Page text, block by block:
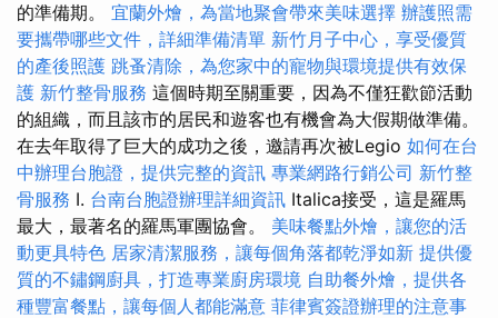
的準備期。 宜蘭外燴，為當地聚會帶來美味選擇 辦護照需
要攜帶哪些文件，詳細準備清單 新竹月子中心，享受優質
的產後照護 跳蚤清除，為您家中的寵物與環境提供有效保
護 新竹整骨服務 這個時期至關重要，因為不僅狂歡節活動
的組織，而且該市的居民和遊客也有機會為大假期做準備。
在去年取得了巨大的成功之後，邀請再次被Legio 如何在台
中辦理台胞證，提供完整的資訊 專業網路行銷公司 新竹整
骨服務 I. 台南台胞證辦理詳細資訊 Italica接受，這是羅馬
最大，最著名的羅馬軍團協會。 美味餐點外燴，讓您的活
動更具特色 居家清潔服務，讓每個角落都乾淨如新 提供優
質的不鏽鋼廚具，打造專業廚房環境 自助餐外燴，提供各
種豐富餐點，讓每個人都能滿意 菲律賓簽證辦理的注意事